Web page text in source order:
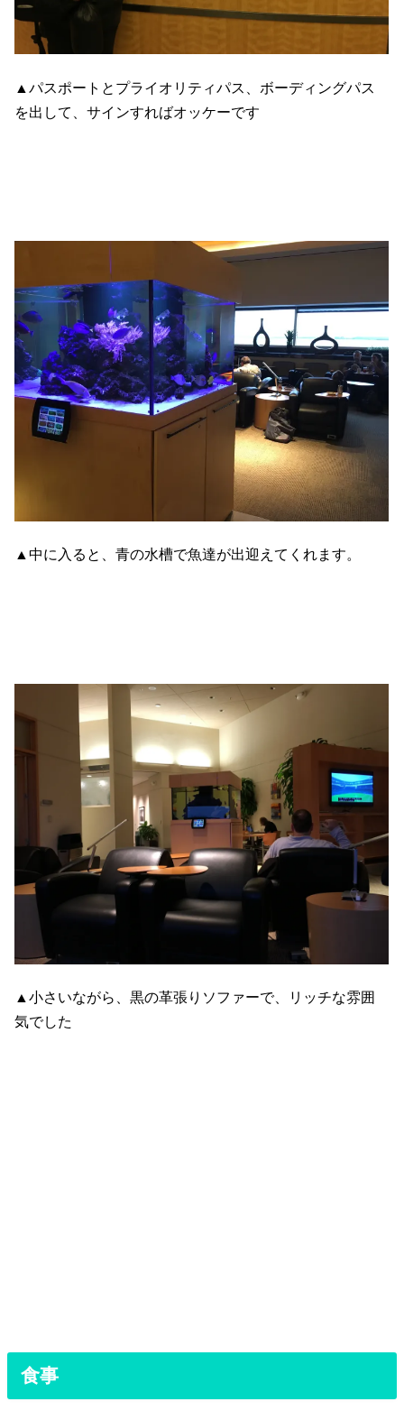
▲パスポートとプライオリティパス、ボーディングパス
を出して、サインすればオッケーです
▲中に入ると、青の水槽で魚達が出迎えてくれます。
▲小さいながら、黒の革張りソファーで、リッチな雰囲
気でした
食事